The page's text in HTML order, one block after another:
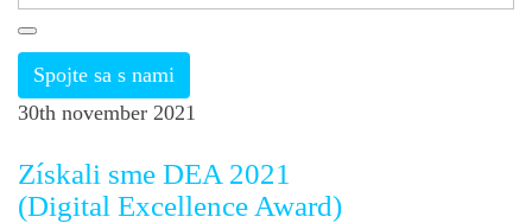
Spojte sa s nami
30th november 2021
Získali sme DEA 2021
(Digital Excellence Award)